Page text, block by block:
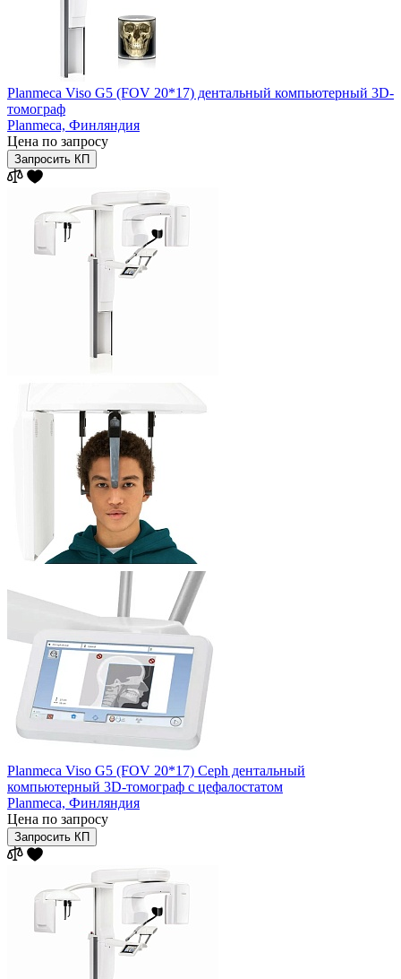
Planmeca Viso G5 (FOV 20*17) дентальный компьютерный 3D-
томограф
Planmeca, Финляндия
Цена по запросу
Запросить КП
Planmeca Viso G5 (FOV 20*17) Ceph дентальный
компьютерный 3D-томограф с цефалостатом
Planmeca, Финляндия
Цена по запросу
Запросить КП